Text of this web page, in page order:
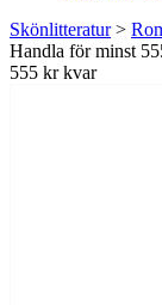
Skönlitteratur>
Handla för minst
555 kr kvar